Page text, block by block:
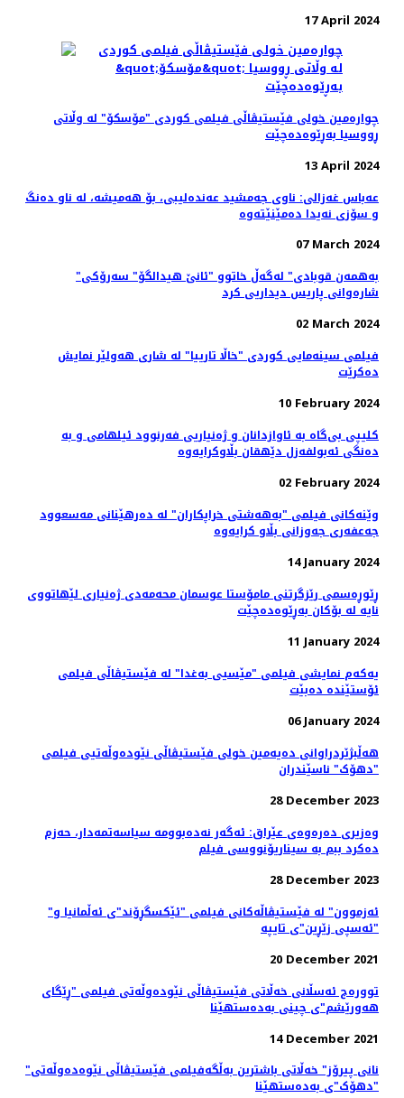
17 April 2024
چواره‌مین خولی فێستیڤاڵی فیلمی کوردی "مۆسکۆ" لە وڵاتی
ڕووسیا بەڕێوەده‌چێت
13 April 2024
عەباس غەزالی: ناوی جەمشید عەندەلیبی، بۆ هەمیشە، لە ناو دەنگ
و سۆزی نەیدا دەمێنێتەوە
07 March 2024
"به‌همه‌ن قوبادی" له‌گه‌ڵ خاتوو "ئانێ هیدالگۆ" سه‌رۆکی
شاره‌وانی پاریس دیداریی کرد
02 March 2024
فیلمی سینه‌مایی کوردی "خاڵا تارییا" لە شاری هه‌ولێر نمایش
ده‌کرێت
10 February 2024
کلیپی بی‌گاە بە ئاوازدانان و ژه‌نیاریی فه‌رنوود ئیلهامی و به‌
دەنگی ئەبولفەزل دێهقان بڵاوکرایەوە
02 February 2024
وێنەکانی فیلمی "به‌هه‌شتی خراپکاران" لە دەرهێنانی مەسعوود
جەعفەری جه‌وزانی بڵاو کرایەوە
14 January 2024
ڕێوڕه‌سمی رێزگرتنی مامۆستا عوسمان محەمەدی ژه‌نیاری لێهاتووی
نایه‌ لە بۆکان بەڕێوەدەچێت
11 January 2024
یەکەم نمایشی فیلمی "مێسیی بەغدا" لە فێستیڤاڵی فیلمی
ئۆستێندە دەبێت
06 January 2024
هه‌ڵبژێردراوانی دەیەمین خولی فێستیڤاڵی نێودەوڵەتیی فیلمی
"دهۆک" ناسێندران
28 December 2023
وەزیری دەرەوەی عێراق: ئه‌گه‌ر نه‌ده‌بوومه‌ سیاسەتمەدار، حەزم
دەکرد ببم بە سیناریۆنووسی فیلم
28 December 2023
"ئەزموون" لە فێستیڤاڵەکانی فیلمی "ئێکسگڕۆند"ی ئەڵمانیا و
"ئەسپی زێڕین"ی تایپە
20 December 2021
توورەج ئەسڵانی خەڵاتی فێستیڤاڵی نێودەوڵەتی فیلمی "ڕێگای
هەورێشم"ی چینی بەدەستهێنا
14 December 2021
"نانی پیرۆز" خەڵاتی باشترین بەڵگەفیلمی فێستیڤاڵی نێوەدەوڵەتی
"دهۆک"ی بەدەستهێنا